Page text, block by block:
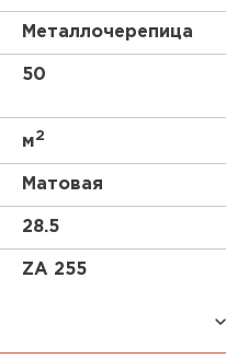
Металлочерепица
50
м2
Матовая
28.5
ZA 255